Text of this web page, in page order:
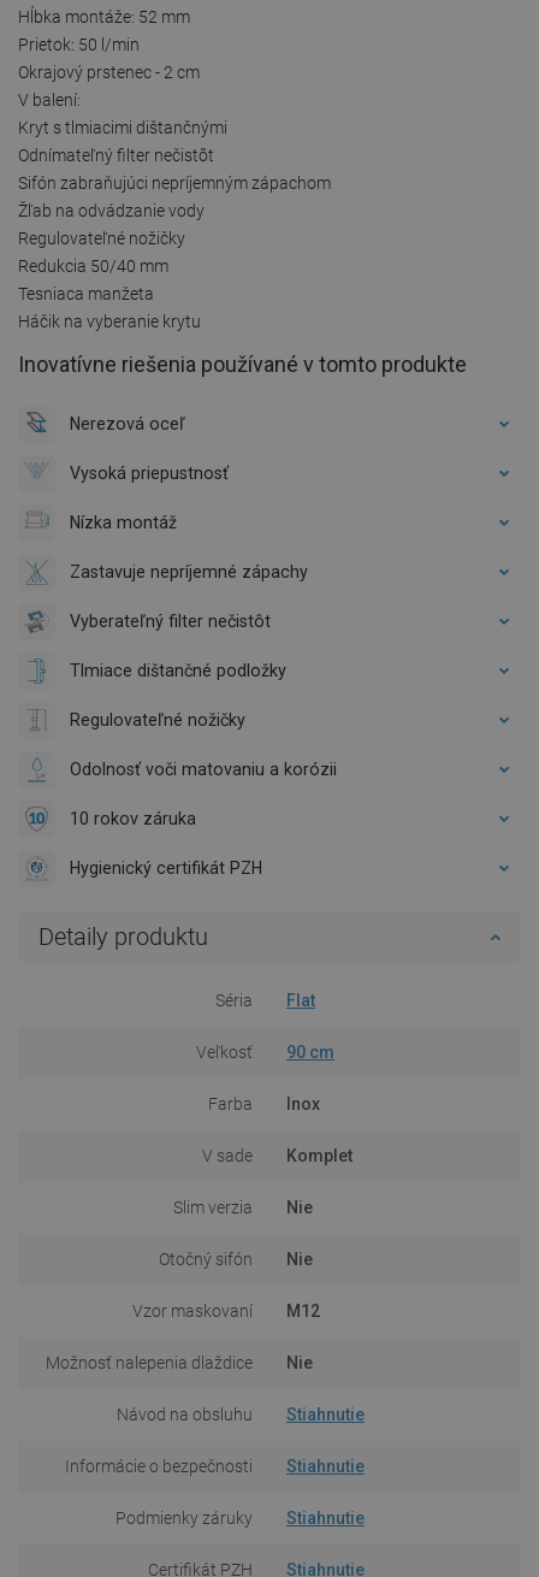
Hĺbka montáže: 52 mm
Prietok: 50 l/min
Okrajový prstenec - 2 cm
V balení:
Kryt s tlmiacimi dištančnými
Odnímateľný filter nečistôt
Sifón zabraňujúci nepríjemným zápachom
Žľab na odvádzanie vody
Regulovateľné nožičky
Redukcia 50/40 mm
Tesniaca manžeta
Háčik na vyberanie krytu
Inovatívne riešenia používané v tomto produkte
Nerezová oceľ
Vysoká priepustnosť
Nízka montáž
Zastavuje nepríjemné zápachy
Vyberateľný filter nečistôt
Tlmiace dištančné podložky
Regulovateľné nožičky
Odolnosť voči matovaniu a korózii
10 rokov záruka
Hygienický certifikát PZH
Detaily produktu
Séria Flat
Veľkosť 90 cm
Farba Inox
V sade Komplet
Slim verzia Nie
Otočný sifón Nie
Vzor maskovaní M12
Možnosť nalepenia dlaždice Nie
Návod na obsluhu Stiahnutie
Informácie o bezpečnosti Stiahnutie
Podmienky záruky Stiahnutie
Certifikát PZH Stiahnutie